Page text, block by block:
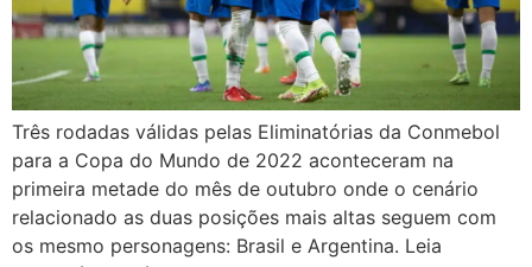
Três rodadas válidas pelas Eliminatórias da Conmebol
para a Copa do Mundo de 2022 aconteceram na
primeira metade do mês de outubro onde o cenário
relacionado as duas posições mais altas seguem com
os mesmo personagens: Brasil e Argentina. Leia